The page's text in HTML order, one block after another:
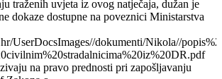
traženih uvjeta iz ovog natječaja, dužan je
dokaze dostupne na poveznici Ministarstva
UserDocsImages//dokumenti/Nikola//
na pravo prednosti pri zapošljavanju